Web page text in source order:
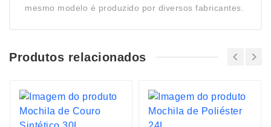
mesmo modelo é produzido por diversos fabricantes.
Produtos relacionados